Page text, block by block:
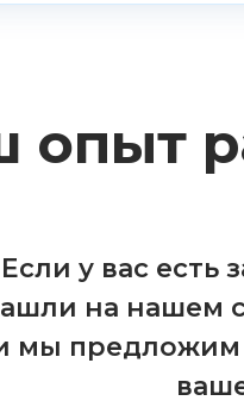
опыт
Если у вас есть
на нашем
мы предложим